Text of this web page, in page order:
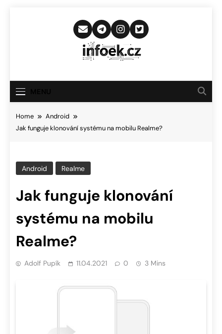
Infoek.cz
Novinkám
Home
Android
Jak funguje klonování systému na mobilu Realme?
Android Realme
Jak funguje klonování
systému na mobilu
Realme?
Adolf Pupík 11.04.2021 0 3 Mins